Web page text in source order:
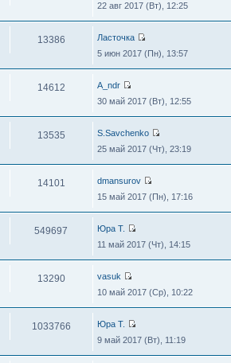
22 авг 2017 (Вт), 12:25
13386
Ласточка
5 июн 2017 (Пн), 13:57
14612
A_ndr
30 май 2017 (Вт), 12:55
13535
S.Savchenko
25 май 2017 (Чт), 23:19
14101
dmansurov
15 май 2017 (Пн), 17:16
549697
Юра Т.
11 май 2017 (Чт), 14:15
13290
vasuk
10 май 2017 (Ср), 10:22
1033766
Юра Т.
9 май 2017 (Вт), 11:19